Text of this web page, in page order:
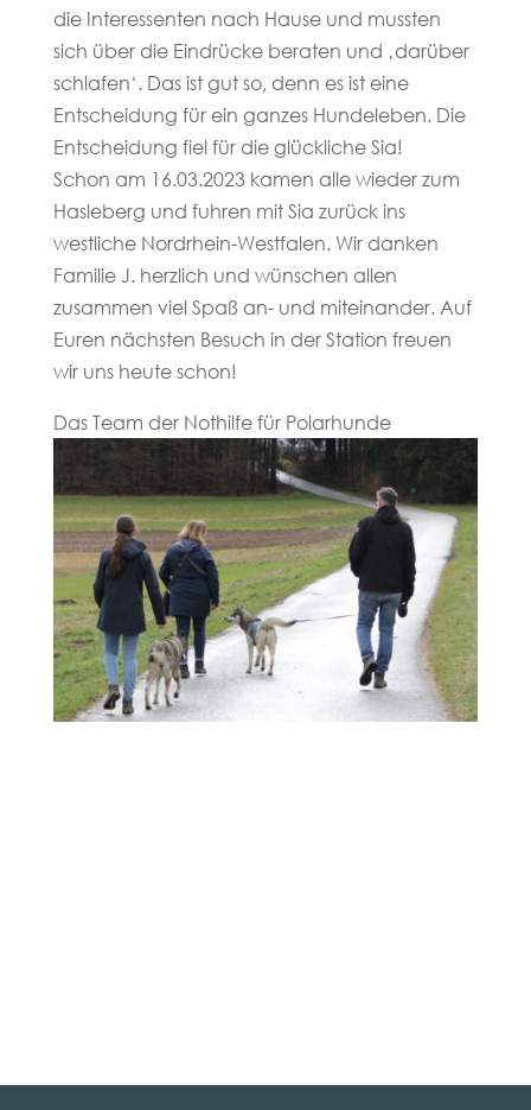
die Interessenten nach Hause und mussten
sich über die Eindrücke beraten und ‚darüber
schlafen‘. Das ist gut so, denn es ist eine
Entscheidung für ein ganzes Hundeleben. Die
Entscheidung fiel für die glückliche Sia!
Schon am 16.03.2023 kamen alle wieder zum
Hasleberg und fuhren mit Sia zurück ins
westliche Nordrhein-Westfalen. Wir danken
Familie J. herzlich und wünschen allen
zusammen viel Spaß an- und miteinander. Auf
Euren nächsten Besuch in der Station freuen
wir uns heute schon!
Das Team der Nothilfe für Polarhunde